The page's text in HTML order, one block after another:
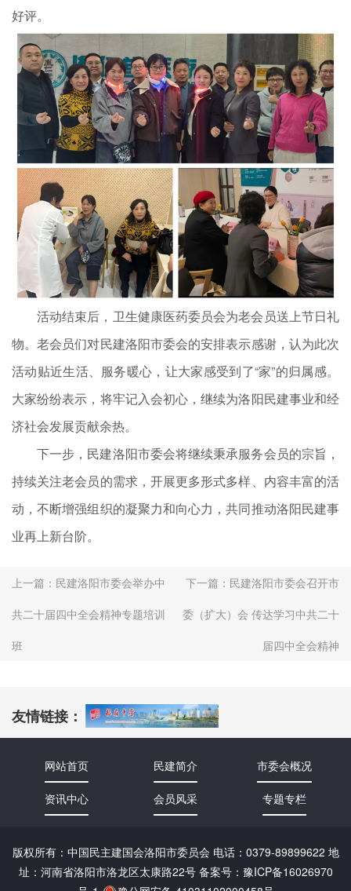
好评。
活动结束后，卫生健康医药委员会为老会员送上节日礼
物。老会员们对民建洛阳市委会的安排表示感谢，认为此次
活动贴近生活、服务暖心，让大家感受到了“家”的归属感。
大家纷纷表示，将牢记入会初心，继续为洛阳民建事业和经
济社会发展贡献余热。
下一步，民建洛阳市委会将继续秉承服务会员的宗旨，
持续关注老会员的需求，开展更多形式多样、内容丰富的活
动，不断增强组织的凝聚力和向心力，共同推动洛阳民建事
业再上新台阶。
上一篇： 民建洛阳市委会举办中
共二十届四中全会精神专题培训
班
下一篇： 民建洛阳市委会召开市
委（扩大）会 传达学习中共二十
届四中全会精神
友情链接：
网站首页 民建简介 市委会概况
资讯中心 会员风采 专题专栏
版权所有：中国民主建国会洛阳市委员会 电话：0379-89899622 地
址：河南省洛阳市洛龙区太康路22号 备案号： 豫ICP备16026970